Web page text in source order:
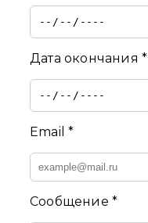
Дата окончания *
Email *
Сообщение *